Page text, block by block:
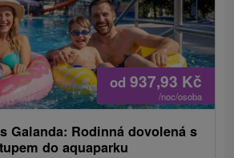
od 937,93 Kč
/noc/osoba
Galanda: Rodinná dovolená s
do aquaparku